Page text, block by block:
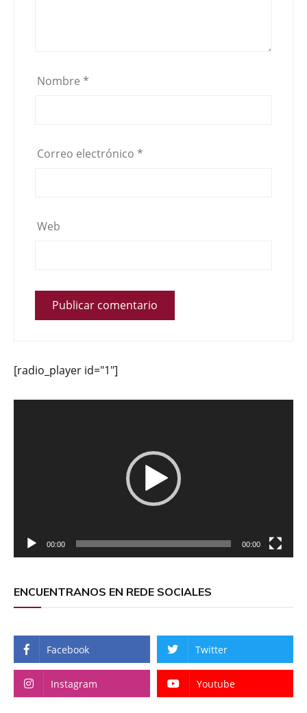
Nombre *
Correo electrónico *
Web
[radio_player id="1"]
00:00 00:00
ENCUENTRANOS EN REDE SOCIALES
Facebook Twitter
Instagram Youtube